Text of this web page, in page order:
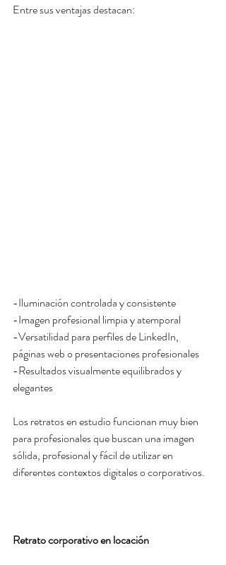
Entre sus ventajas destacan:
-Iluminación controlada y consistente
-Imagen profesional limpia y atemporal
-Versatilidad para perfiles de LinkedIn,
páginas web o presentaciones profesionales
-Resultados visualmente equilibrados y
elegantes
Los retratos en estudio funcionan muy bien
para profesionales que buscan una imagen
sólida, profesional y fácil de utilizar en
diferentes contextos digitales o corporativos.
Retrato corporativo en locación